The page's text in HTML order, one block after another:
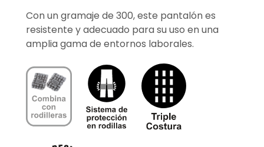
Con un gramaje de 300, este pantalón es
resistente y adecuado para su uso en una
amplia gama de entornos laborales.